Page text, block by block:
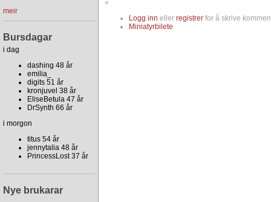
meir
Bursdagar
i dag
dashing 48 år
emilia_
digits 51 år
kronjuvel 38 år
EliseBetula 47 år
DrSynth 66 år
i morgon
titus 54 år
jennytalia 48 år
PrincessLost 37 år
Nye brukarar
»
Logg inn eller registrer for å skrive
Miniatyrbilete